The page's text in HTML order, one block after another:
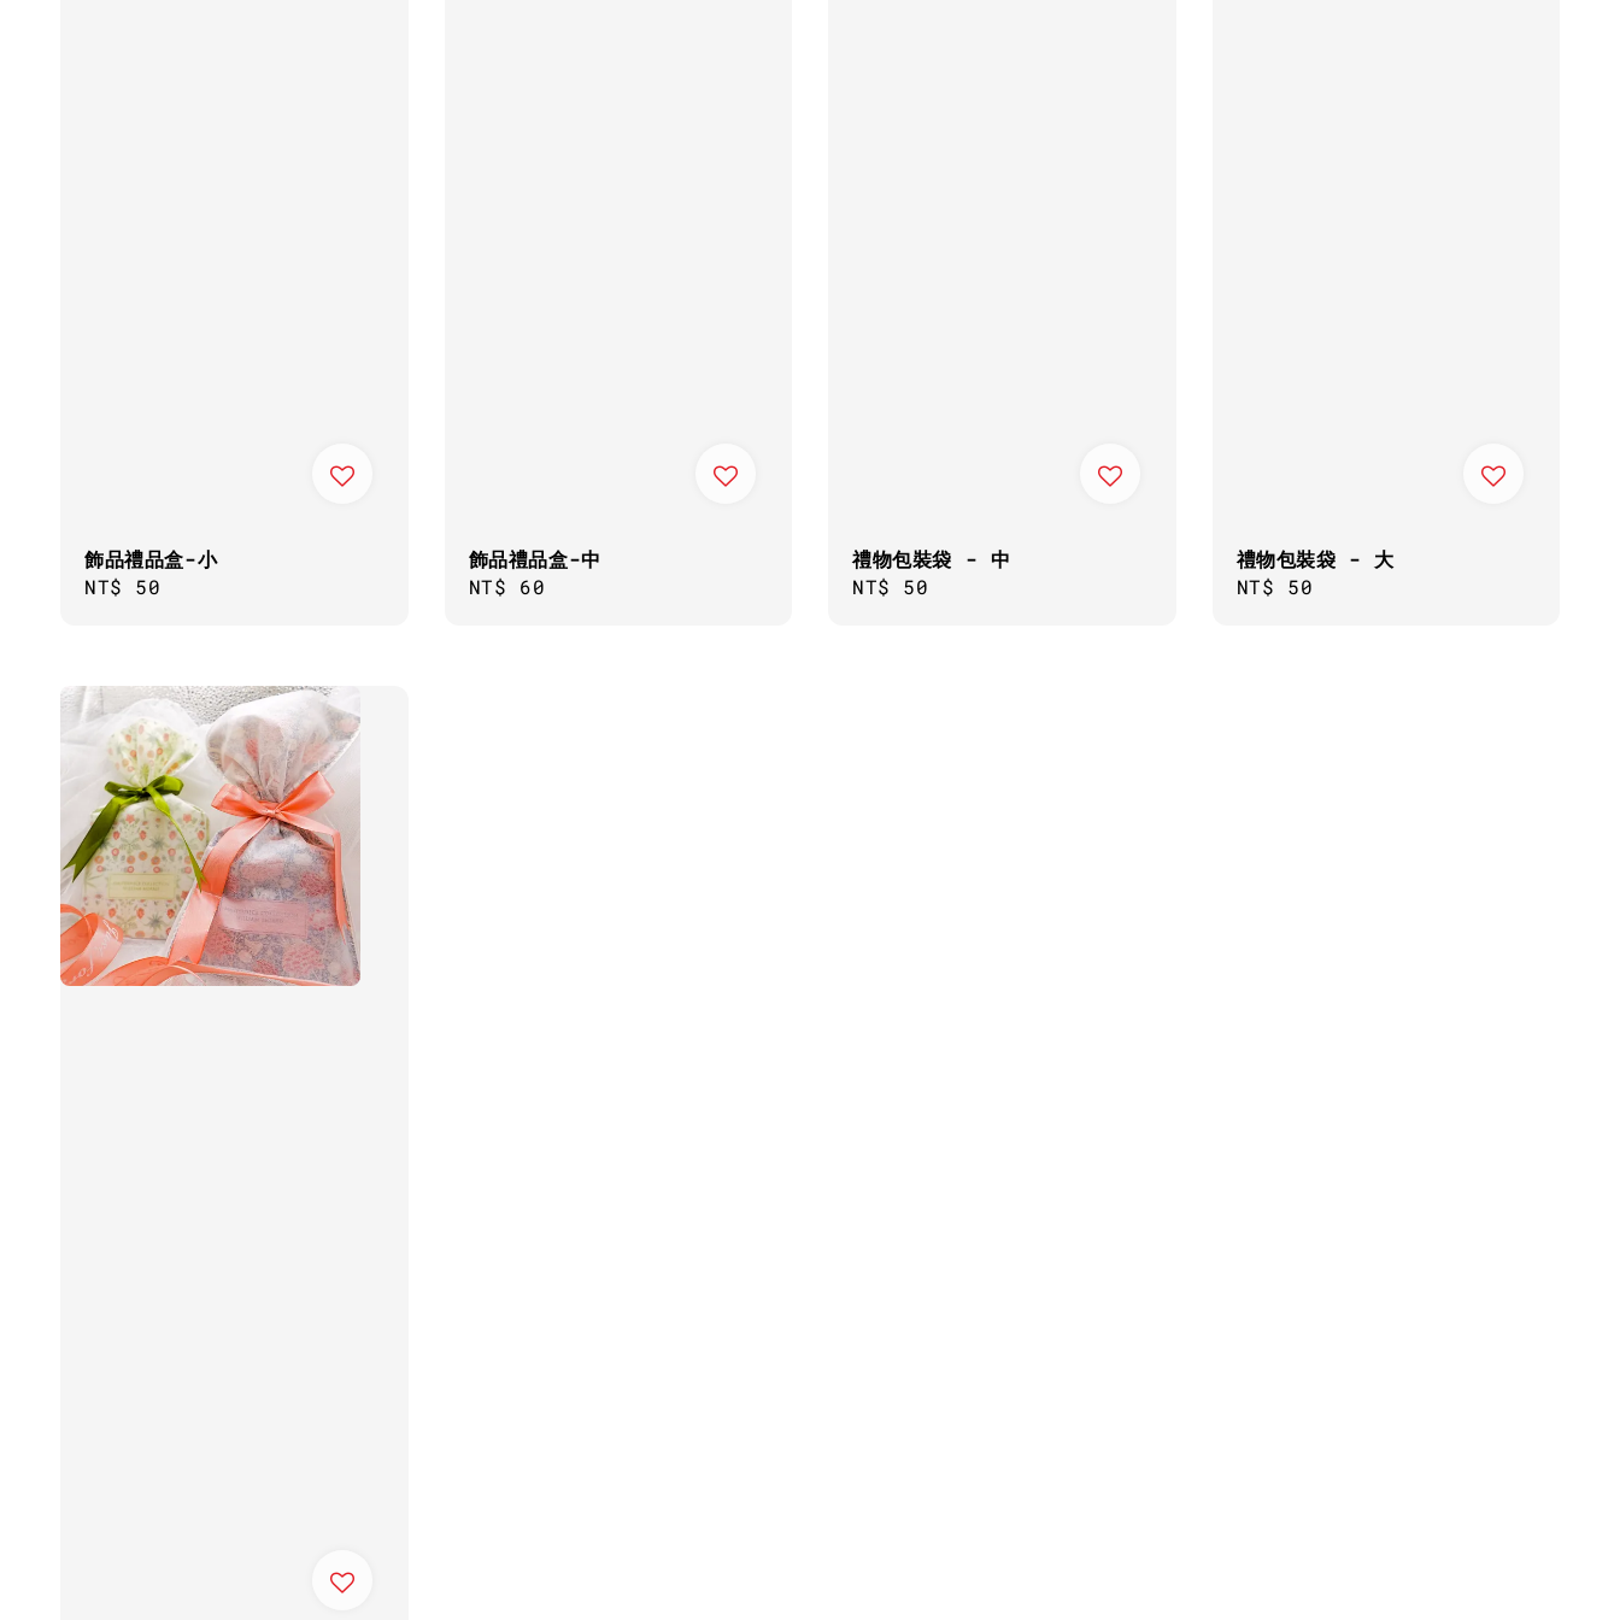
飾品禮品盒-小
Regular
NT$ 50
飾品禮品盒-中
Regular
NT$ 60
禮物包裝袋 - 中
Regular
NT$ 50
禮物包裝袋 - 大
Regular
NT$ 50